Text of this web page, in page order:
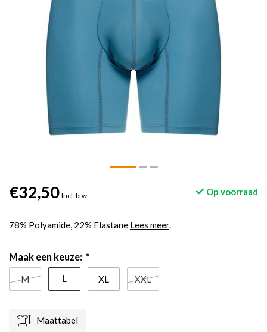
€32,50 Incl. btw Op voorraad
78% Polyamide, 22% Elastane Lees meer.
Maak een keuze: *
M L XL XXL
Maattabel